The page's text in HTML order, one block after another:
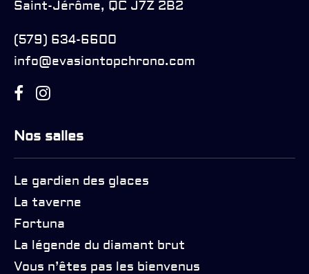
Saint-Jérôme, QC J7Z 2B2
(579) 634-6600
info@evasiontopchrono.com
Nos salles
Le gardien des glaces
La taverne
Fortuna
La légende du diamant brut
Vous n’êtes pas les bienvenus